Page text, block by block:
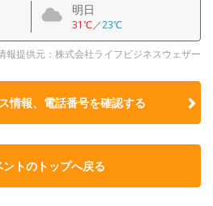
明日
31℃／23℃
報提供元：株式会社ライフビジネスウェザー
情報、電話番号を確認する
ントのトップへ戻る